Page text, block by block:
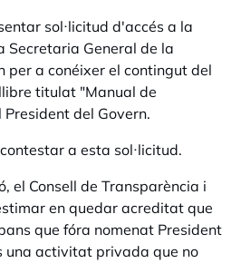
sol·licitud d'accés a la
Secretaria General de la
per a conéixer el contingut del
titulat "Manual de
President del Govern.
a esta sol·licitud.
el Consell de Transparència i
en quedar acreditat que
que fóra nomenat President
una activitat privada que no